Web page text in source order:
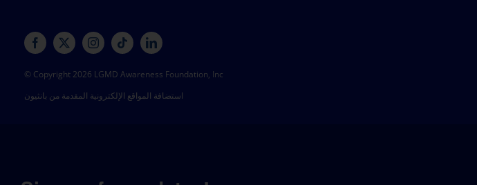
© Copyright 2026 LGMD Awareness Foundation, Inc
استضافة المواقع الإلكترونية المقدمة من بانثيون